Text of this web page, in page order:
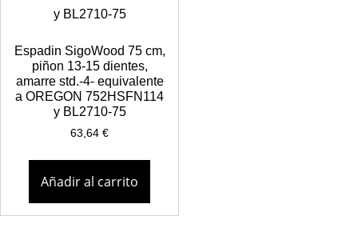
Espadin SigoWood 75 cm,
piñon 13-15 dientes,
amarre std.-4- equivalente
a OREGON 752HSFN114
y BL2710-75
63,64 €
Añadir al carrito